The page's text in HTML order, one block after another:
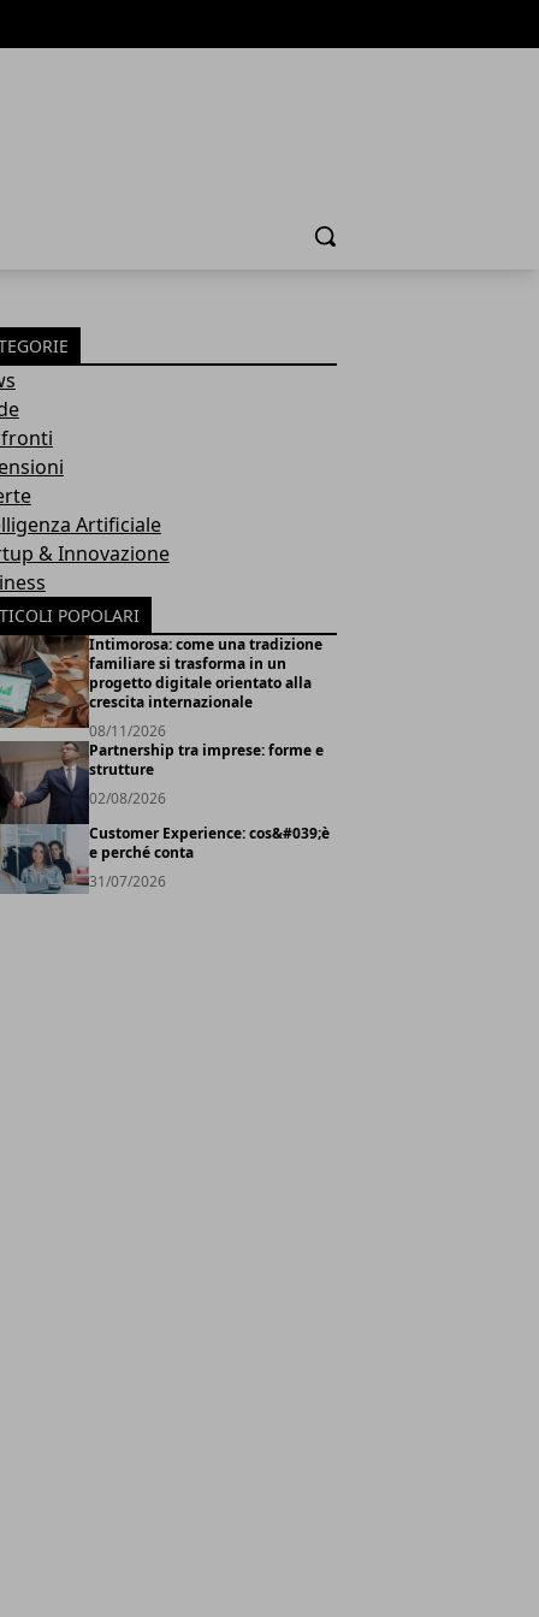
Cerca
Artificiale
& Innovazione
POPOLARI
Intimorosa: come una tradizione
familiare si trasforma in un
progetto digitale orientato alla
crescita internazionale
08/11/2026
Partnership tra imprese: forme e
strutture
02/08/2026
Customer Experience: cos&#039;è
e perché conta
31/07/2026